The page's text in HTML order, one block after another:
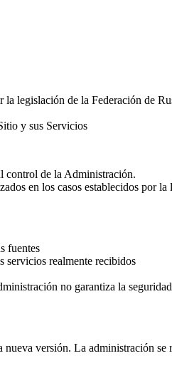
la legislación de la Federación de
y sus Servicios
control de la Administración.
en los casos establecidos por la
fuentes
servicios realmente recibidos
no garantiza la
versión. La administración se